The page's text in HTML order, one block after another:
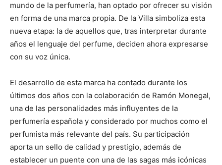
mundo de la perfumería, han optado por ofrecer su visión
en forma de una marca propia. De la Villa simboliza esta
nueva etapa: la de aquellos que, tras interpretar durante
años el lenguaje del perfume, deciden ahora expresarse
con su voz única.
El desarrollo de esta marca ha contado durante los
últimos dos años con la colaboración de Ramón Monegal,
una de las personalidades más influyentes de la
perfumería española y considerado por muchos como el
perfumista más relevante del país. Su participación
aporta un sello de calidad y prestigio, además de
establecer un puente con una de las sagas más icónicas